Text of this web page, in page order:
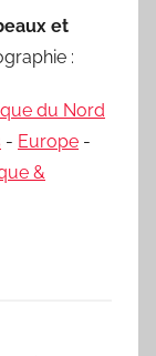
et
:
du Nord
- Europe -
&